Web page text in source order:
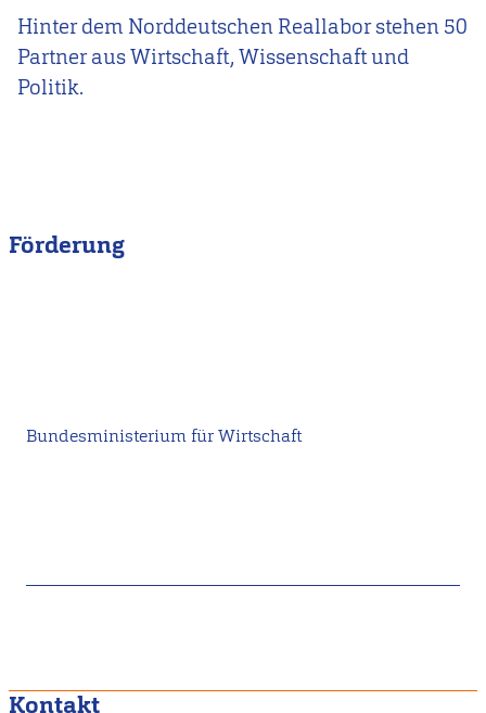
Hinter dem Norddeutschen Reallabor stehen 50
Partner aus Wirtschaft, Wissenschaft und
Politik.
Förderung
Bundesministerium für Wirtschaft
Kontakt